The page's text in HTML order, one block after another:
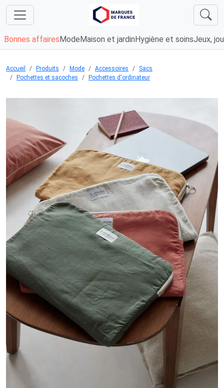
Bonnes affaires Mode Maison et jardin Hygiène et soinsJeux,
Accueil Produits Mode Accessoires
Sacs
Pochettes et sacoches
Pochettes d'ordinateur